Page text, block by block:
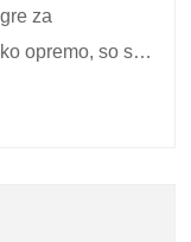
za
opremo, so si
......